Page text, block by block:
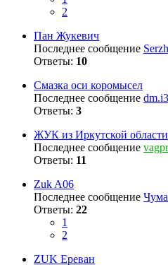
2
Пан Жукевич
Последнее сообщение
Ответы: 10
Смазка оси коромысел
Последнее сообщение dm.i3
Ответы: 3
ЖУК из Иркутской области
Последнее сообщение
Ответы: 11
Zuk A06
Последнее сообщение
Ответы: 22
1
2
ZUK Ереван